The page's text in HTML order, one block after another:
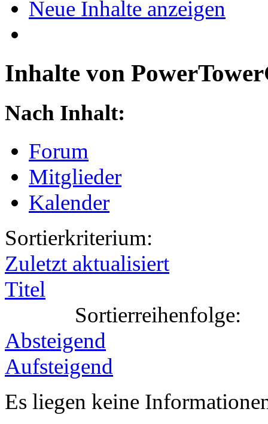
Neue Inhalte anzeigen
Inhalte von
Nach Inhalt:
Forum
Mitglieder
Kalender
Sortierkriterium:
Zuletzt aktualisiert
Titel
Sortierreihenfolge:
Absteigend
Aufsteigend
Es liegen keine